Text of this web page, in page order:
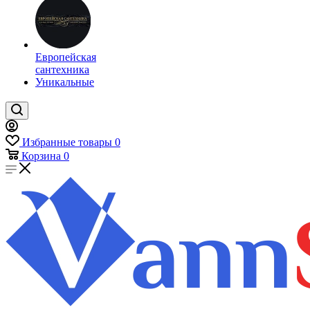
Европейская
сантехника
Уникальные
Избранные товары 0
Корзина 0